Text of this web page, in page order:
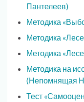
Пантелеев)
Методика
Методика
Методика
Методика на
(Непомнящая
Тест